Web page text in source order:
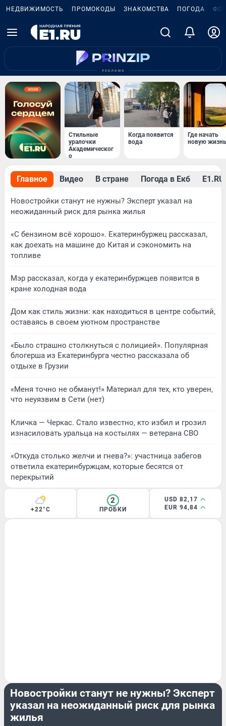
НЕДВИЖИМОСТЬ ПРОМОКОДЫ ЗНАКОМСТВА ПОГОДА
Стильные
уралочки
Академическог
о
Когда появится
вода
Где начать
новую
Главное Видео В стране Погода в Екб
Новостройки станут не нужны? Эксперт указал на
неожиданный риск для рынка жилья
«С бензином всё хорошо». Екатеринбуржец рассказал,
как доехать на машине до Китая и сэкономить на
топливе
Мэр рассказал, когда у екатеринбуржцев появится в
кране холодная вода
Дом как стиль жизни: как находиться в центре событий,
оставаясь в своем уютном пространстве
«Было страшно столкнуться с полицией». Популярная
блогерша из Екатеринбурга честно рассказала об
отдыхе в Грузии
«Меня точно не обманут!» Материал для тех, кто уверен,
что неуязвим в Сети (нет)
Кличка — Черкас. Стало известно, кто избил и грозил
изнасиловать уральца на костылях — ветерана СВО
«Откуда столько желчи и гнева?»: участница забегов
ответила екатеринбуржцам, которые бесятся от
перекрытий
+22°C
2
ПРОБКИ
USD 82,17
EUR 94,84
Новостройки станут не нужны? Эксперт
указал на неожиданный риск для рынка
жилья